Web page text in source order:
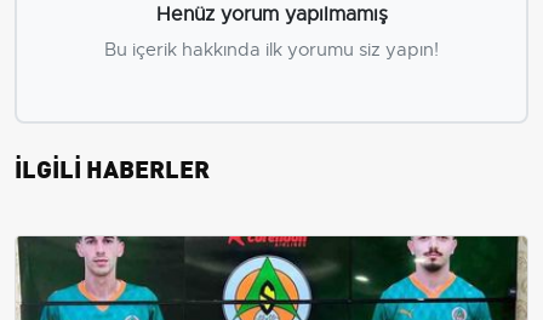
Henüz yorum yapılmamış
Bu içerik hakkında ilk yorumu siz yapın!
İLGİLİ HABERLER